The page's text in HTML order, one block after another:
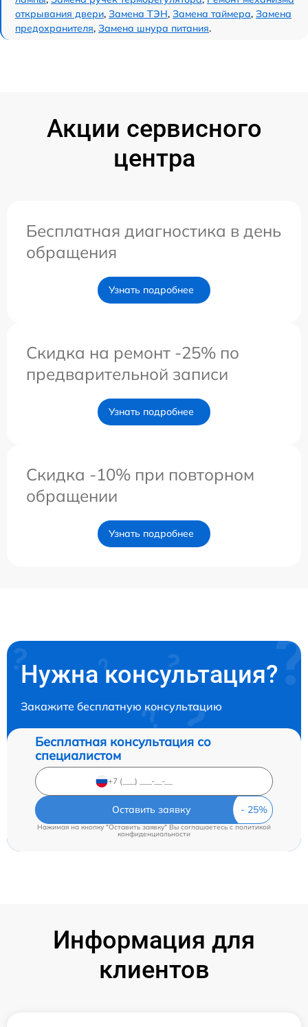
открывания двери, Замена ТЭН, Замена таймера, Замена
предохранителя, Замена шнура питания.
Акции сервисного
центра
Бесплатная диагностика в день
обращения
Узнать подробнее
Скидка на ремонт -25% по
предварительной записи
Узнать подробнее
Скидка -10% при повторном
обращении
Узнать подробнее
Нужна консультация?
Закажите бесплатную консультацию
Бесплатная консультация со
специалистом
Оставить заявку
Нажимая на кнопку "Оставить заявку" Вы соглашаетесь cполитикой
конфиденциальности
Информация для
клиентов